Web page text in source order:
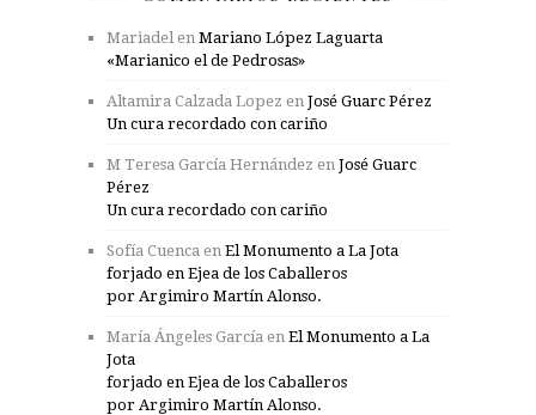
Mariadel en Mariano López Laguarta
«Marianico el de Pedrosas»
Altamira Calzada Lopez en José Guarc Pérez
Un cura recordado con cariño
M Teresa García Hernández en José Guarc
Pérez
Un cura recordado con cariño
Sofía Cuenca en El Monumento a La Jota
forjado en Ejea de los Caballeros
por Argimiro Martín Alonso.
María Ángeles García en El Monumento a La
Jota
forjado en Ejea de los Caballeros
por Argimiro Martín Alonso.